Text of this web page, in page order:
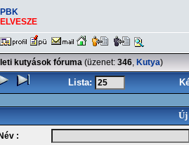
PBK
ELVESZE
kutyások fóruma (üzenet: 346, Kutya)
Lista:
Új
Név :